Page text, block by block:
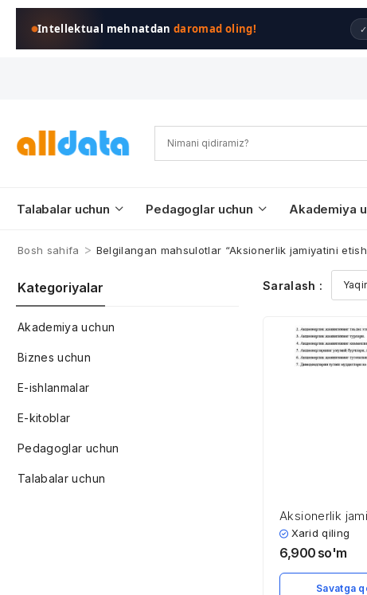
Intellektual mehnatdandaromad oling!
Talabalar uchun Pedagoglar uchun Akademiya
Bosh sahifa > Belgilangan mahsulotlar “Aksionerlik jamiyatini
Kategoriyalar
Akademiya uchun
Biznes uchun
E-ishlanmalar
E-kitoblar
Pedagoglar uchun
Talabalar uchun
Saralash :
Aksionerlik
Xarid qiling
6,900 so'm
Savatga